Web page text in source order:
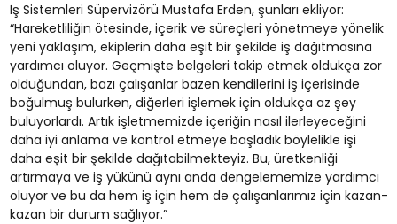
İş Sistemleri Süpervizörü Mustafa Erden, şunları ekliyor:
“Hareketliliğin ötesinde, içerik ve süreçleri yönetmeye yönelik
yeni yaklaşım, ekiplerin daha eşit bir şekilde iş dağıtmasına
yardımcı oluyor. Geçmişte belgeleri takip etmek oldukça zor
olduğundan, bazı çalışanlar bazen kendilerini iş içerisinde
boğulmuş bulurken, diğerleri işlemek için oldukça az şey
buluyorlardı. Artık işletmemizde içeriğin nasıl ilerleyeceğini
daha iyi anlama ve kontrol etmeye başladık böylelikle işi
daha eşit bir şekilde dağıtabilmekteyiz. Bu, üretkenliği
artırmaya ve iş yükünü aynı anda dengelememize yardımcı
oluyor ve bu da hem iş için hem de çalışanlarımız için kazan-
kazan bir durum sağlıyor.”